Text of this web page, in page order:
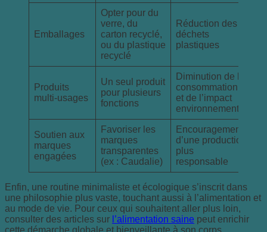
Emballages
Opter pour du
verre, du
carton recyclé,
ou du plastique
recyclé
Réduction des
déchets
plastiques
Produits
multi-usages
Un seul produit
pour plusieurs
fonctions
Diminution de la
consommation
et de l’impact
environnemental
Soutien aux
marques
engagées
Favoriser les
marques
transparentes
(ex : Caudalie)
Encouragement
d’une production
plus
responsable
Enfin, une routine minimaliste et écologique s’inscrit dans
une philosophie plus vaste, touchant aussi à l’alimentation et
au mode de vie. Pour ceux qui souhaitent aller plus loin,
consulter des articles sur l’alimentation saine peut enrichir
cette démarche globale et bienveillante à son corps.